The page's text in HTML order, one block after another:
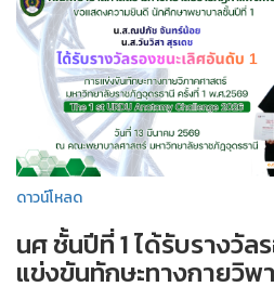
ดาวน์โหลด
นศ ชั้นปีที่ 1 ได้รับรางวัล
แข่งขันทักษะทางกายวิ